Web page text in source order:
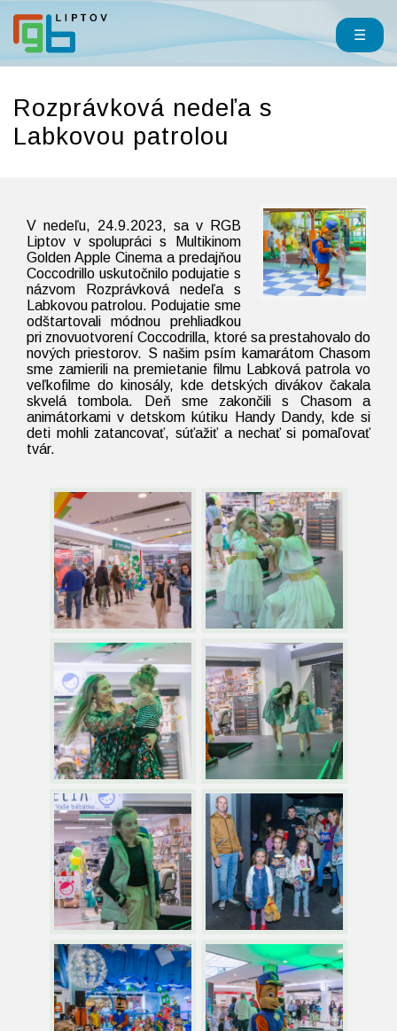
☰
Rozprávková nedeľa s
Labkovou patrolou
V nedeľu, 24.9.2023, sa v RGB
Liptov v spolupráci s Multikinom
Golden Apple Cinema a predajňou
Coccodrillo uskutočnilo podujatie s
názvom Rozprávková nedeľa s
Labkovou patrolou. Podujatie sme
odštartovali módnou prehliadkou
pri znovuotvorení Coccodrilla, ktoré sa prestahovalo do
nových priestorov. S našim psím kamarátom Chasom
sme zamierili na premietanie filmu Labková patrola vo
veľkofilme do kinosály, kde detských divákov čakala
skvelá tombola. Deň sme zakončili s Chasom a
animátorkami v detskom kútiku Handy Dandy, kde si
deti mohli zatancovať, súťažiť a nechať si pomaľovať
tvár.